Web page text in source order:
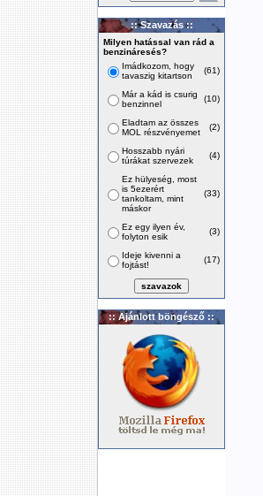
:: Szavazás ::
Milyen hatással van rád a
benzináresés?
Imádkozom, hogy
tavaszig kitartson
(61)
Már a kád is csurig
benzinnel
(10)
Eladtam az összes
MOL részvényemet
(2)
Hosszabb nyári
túrákat szervezek
(4)
Ez hülyeség, most
is 5ezerért
tankoltam, mint
máskor
(33)
Ez egy ilyen év,
folyton esik
(3)
Ideje kivenni a
fojtást!
(17)
:: Ajánlott böngésző ::